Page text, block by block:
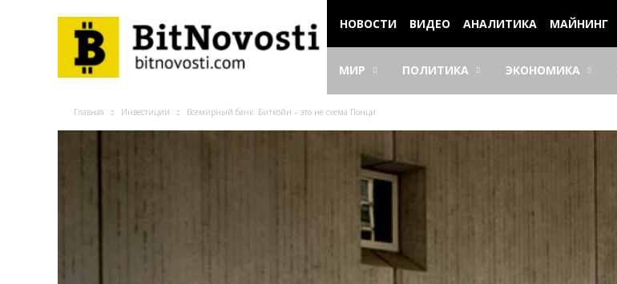
НОВОСТИ ВИДЕО АНАЛИТИКА МАЙНИНГ
МИР ПОЛИТИКА ЭКОНОМИКА
Главная Инвестиции Всемирный банк: Биткойн – это не схема Понци